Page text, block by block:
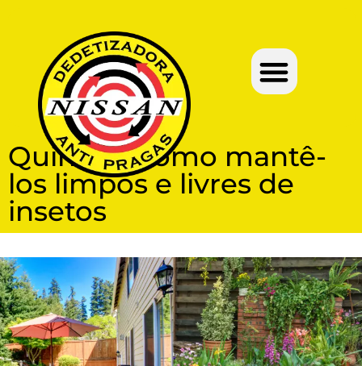
Quintais: como mantê-
los limpos e livres de
insetos